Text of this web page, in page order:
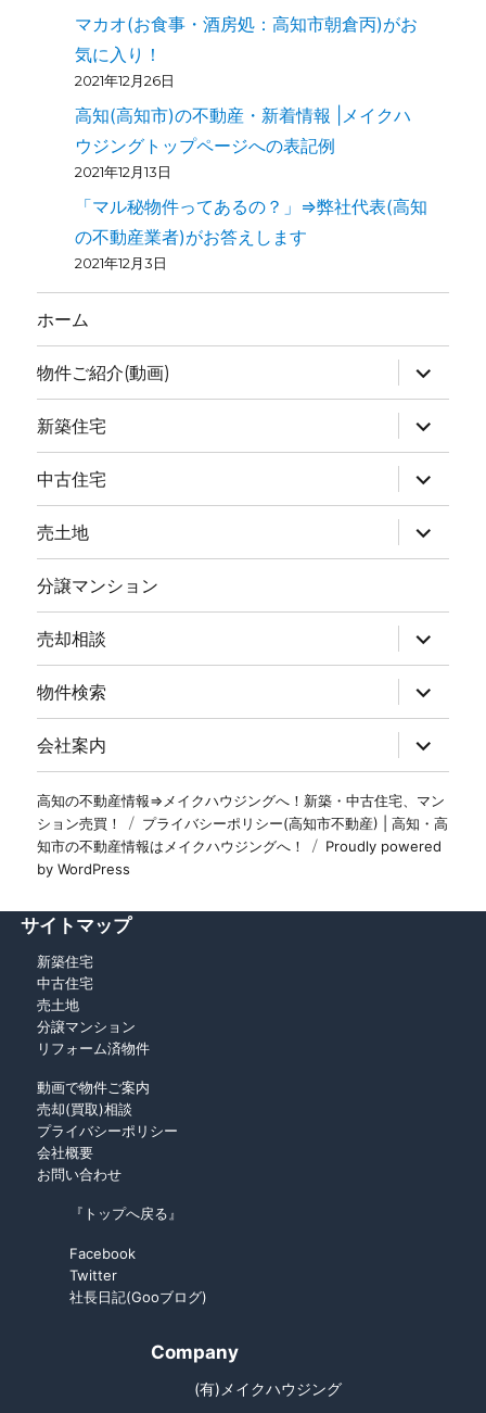
マカオ(お食事・酒房処：高知市朝倉丙)がお
気に入り！
2021年12月26日
高知(高知市)の不動産・新着情報 |メイクハ
ウジングトップページへの表記例
2021年12月13日
「マル秘物件ってあるの？」⇒弊社代表(高知
の不動産業者)がお答えします
2021年12月3日
ホーム
物件ご紹介(動画)
新築住宅
中古住宅
売土地
分譲マンション
売却相談
物件検索
会社案内
高知の不動産情報⇒メイクハウジングへ！新築・中古住宅、マン
ション売買！
プライバシーポリシー(高知市不動産) | 高知・高
知市の不動産情報はメイクハウジングへ！
Proudly powered
by WordPress
サイトマップ
新築住宅
中古住宅
売土地
分譲マンション
リフォーム済物件
動画で物件ご案内
売却(買取)相談
プライバシーポリシー
会社概要
お問い合わせ
『トップへ戻る』
Facebook
Twitter
社長日記(Gooブログ)
Company
(有)メイクハウジング